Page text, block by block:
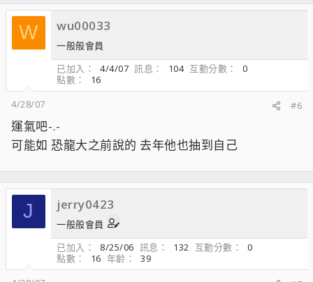
W wu00033
一般般會員
已加入
4/4/07 訊息 104 互動分數
0
點數
16
4/28/07
#6
運氣吧-.-
可能如 恐龍大之前說的 去年他也抽到自己
J jerry0423
一般般會員
已加入
8/25/06 訊息 132 互動分數
0
點數
16 年齡
39